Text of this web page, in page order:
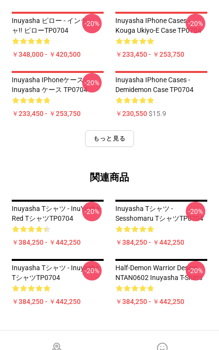
Inuyasha ピロー - インヤシ
ャ!! ピローTP0704
￥348,000 - ￥420,500
-20%
Inuyasha IPhone Cases -
Kouga Ukiyo-E Case TP0704
￥233,450 - ￥253,750
-20%
Inuyasha IPhoneケース -
Inuyasha ケース TP0704
￥233,450 - ￥253,750
-20%
Inuyasha IPhone Cases -
Demidemon Case TP0704
￥230,550$15.9
もっと見る
関連商品
Inuyasha Tシャツ - InuYasha-
Red TシャツTP0704
￥384,250 - ￥442,250
-20%
Inuyasha Tシャツ -
Sesshomaru TシャツTP0704
￥384,250 - ￥442,250
-20%
Inuyasha Tシャツ - Inuyasha
TシャツTP0704
￥384,250 - ￥442,250
-20%
Half-Demon Warrior Design
NTAN0602 Inuyasha T-Shirts
￥384,250 - ￥442,250
-20%